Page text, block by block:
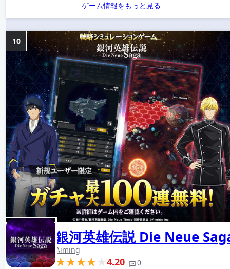
ゲーム情報をもっと見る
銀河英雄伝説 Die Neue
Aiming
4.20 0
10